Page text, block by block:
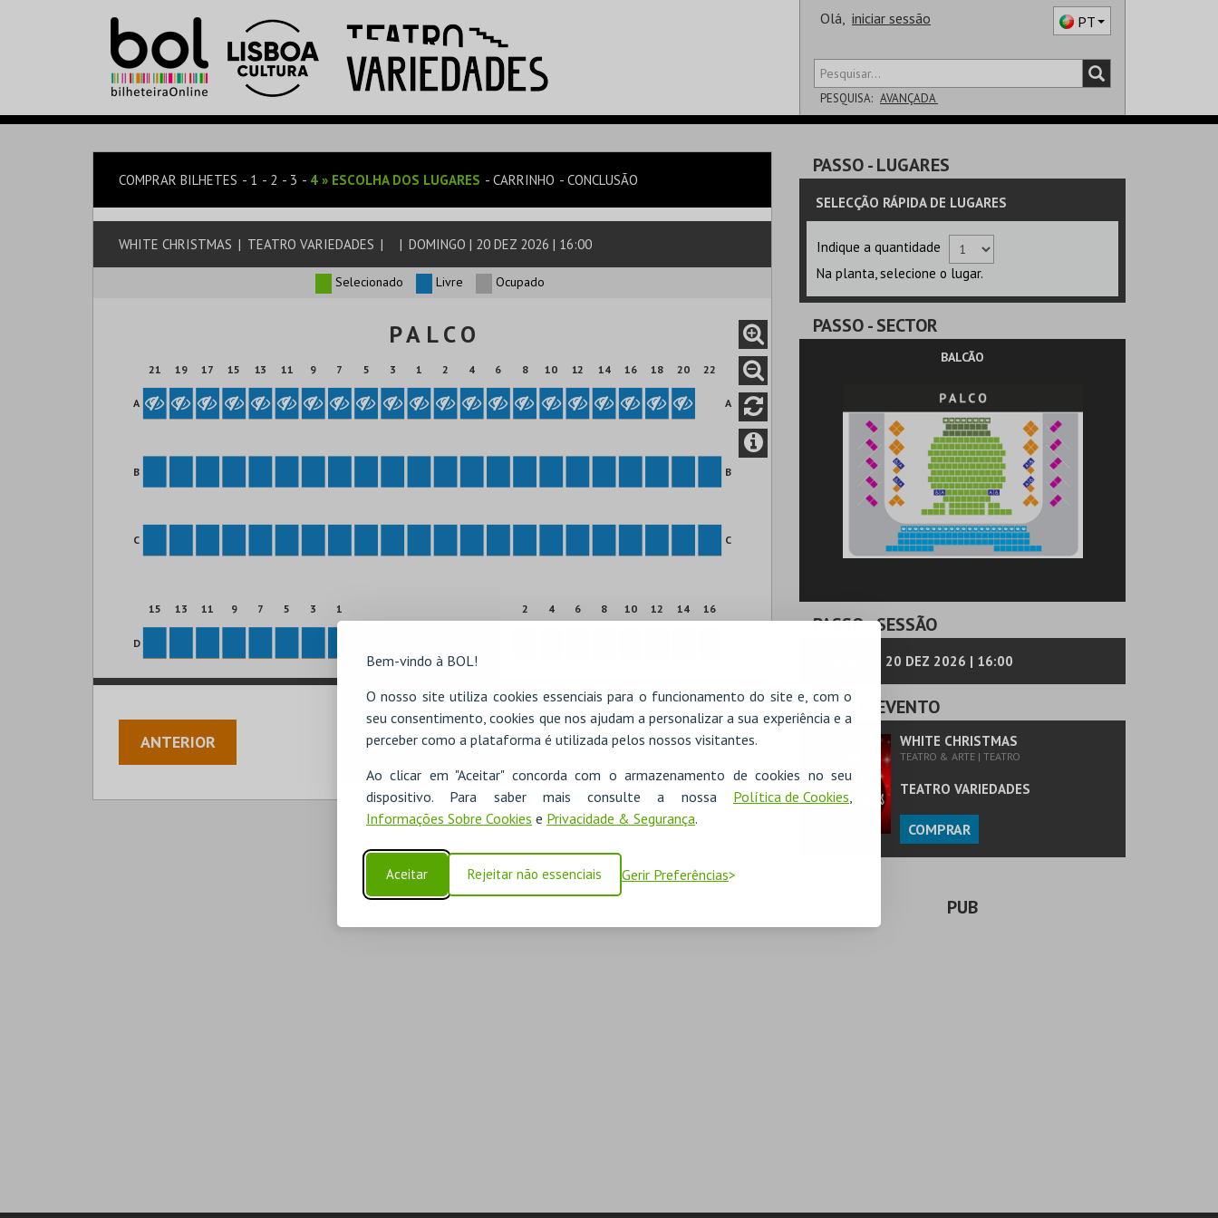
Bem-vindo à BOL!
O nosso site utiliza cookies essenciais para o funcionamento do site e, com o
seu consentimento, cookies que nos ajudam a personalizar a sua experiência e a
perceber como a plataforma é utilizada pelos nossos visitantes.
Ao clicar em "Aceitar" concorda com o armazenamento de cookies no seu
dispositivo. Para saber mais consulte a nossa Política de Cookies,
Informações Sobre Cookies e Privacidade & Segurança.
Aceitar Rejeitar não essenciais Gerir Preferências
Olá, iniciar sessão PT
PESQUISA: AVANÇADA
COMPRAR BILHETES 1 2 3 4 » ESCOLHA DOS LUGARES CARRINHO CONCLUSÃO
WHITE CHRISTMAS | TEATRO VARIEDADES | | DOMINGO | 20 DEZ 2026 | 16:00
Selecionado Livre Ocupado
P A L C O
21 19 17 15 13 11 9 7 5 3 1 2 4 6 8 10 12 14 16 18 20 22
A A
B B
C C
15 13 11 9 7 5 3 1 2 4 6 8 10 12 14 16
D
ANTERIOR
PASSO- LUGARES
SELECÇÃO RÁPIDA DE LUGARES
Indique a quantidade
Na planta, selecione o lugar.
PASSO- SECTOR
BALCÃO
PASSO- SESSÃO
DOMINGO | 20 DEZ 2026 | 16:00
PASSO - EVENTO
WHITE CHRISTMAS
TEATRO & ARTE | TEATRO
TEATRO VARIEDADES
COMPRAR
PUB